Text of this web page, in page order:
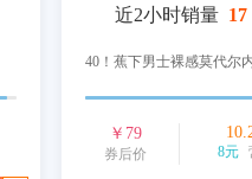
近2小时销量 17
40！蕉下男士裸感莫代尔
￥ 79
券后价 8元